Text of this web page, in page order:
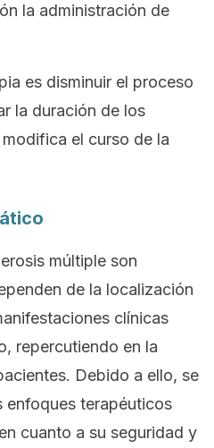
la administración de
es disminuir el proceso
la duración de los
el curso de la
múltiple son
de la localización
clínicas
repercutiendo en la
Debido a ello, se
enfoques terapéuticos
cuanto a su seguridad y